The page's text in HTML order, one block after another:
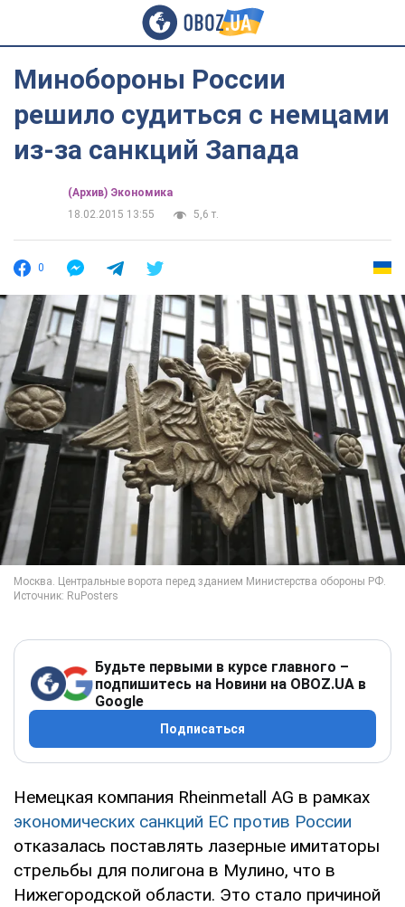
Минобороны России
решило судиться с немцами
из-за санкций Запада
(Архив) Экономика
18.02.2015 13:55
5,6 т.
0
Будьте первыми в курсе главного –
подпишитесь на Новини на OBOZ.UA в
Google
Подписаться
Немецкая компания Rheinmetall AG в рамках
экономических санкций ЕС против России
отказалась поставлять лазерные имитаторы
стрельбы для полигона в Мулино, что в
Нижегородской области. Это стало причиной